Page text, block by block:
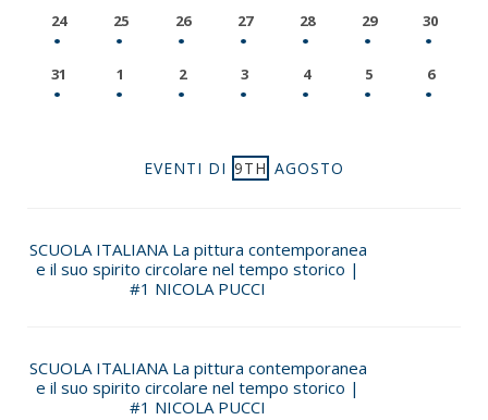
24 25 26 27 28 29 30
31 1 2 3 4 5 6
EVENTI DI 9TH AGOSTO
SCUOLA ITALIANA La pittura contemporanea
e il suo spirito circolare nel tempo storico |
#1 NICOLA PUCCI
SCUOLA ITALIANA La pittura contemporanea
e il suo spirito circolare nel tempo storico |
#1 NICOLA PUCCI